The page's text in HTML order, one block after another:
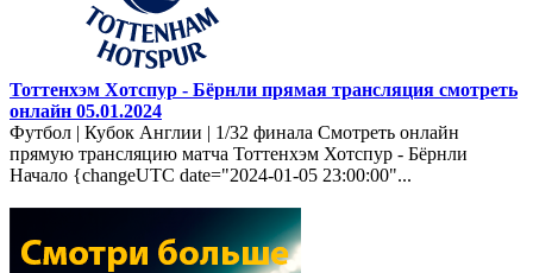
Тоттенхэм Хотспур - Бёрнли прямая трансляция смотреть
онлайн 05.01.2024
Футбол | Кубок Англии | 1/32 финала Смотреть онлайн
прямую трансляцию матча Тоттенхэм Хотспур - Бёрнли
Начало {changeUTC date="2024-01-05 23:00:00"...